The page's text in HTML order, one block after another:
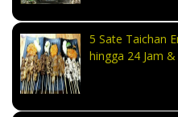
5 Sate Taichan
hingga 24 Jam